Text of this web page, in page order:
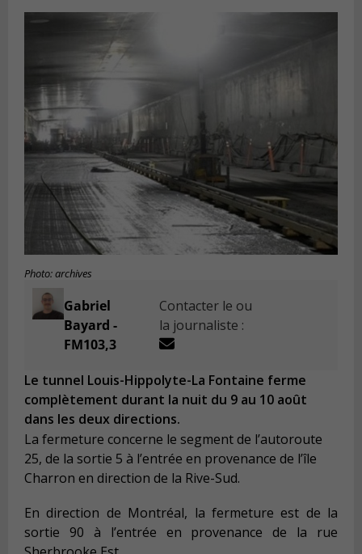
Photo: archives
Gabriel
Bayard -
FM103,3
Contacter le ou
la journaliste :
Le tunnel Louis-Hippolyte-La Fontaine ferme
complètement durant la nuit du 9 au 10 août
dans les deux directions.
La fermeture concerne le segment de l’autoroute
25, de la sortie 5 à l’entrée en provenance de l’île
Charron en direction de la Rive-Sud.
En direction de Montréal, la fermeture est de la
sortie 90 à l’entrée en provenance de la rue